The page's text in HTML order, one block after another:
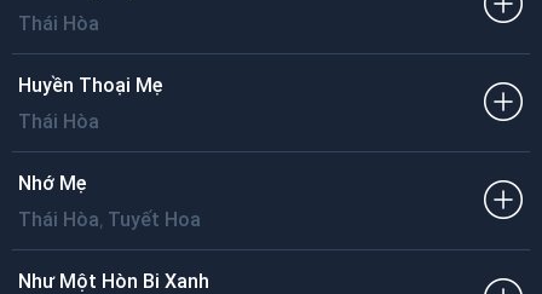
Thái Hòa
Huyền Thoại Mẹ
Thái Hòa
Nhớ Mẹ
Thái Hòa, Tuyết Hoa
Như Một Hòn Bi Xanh